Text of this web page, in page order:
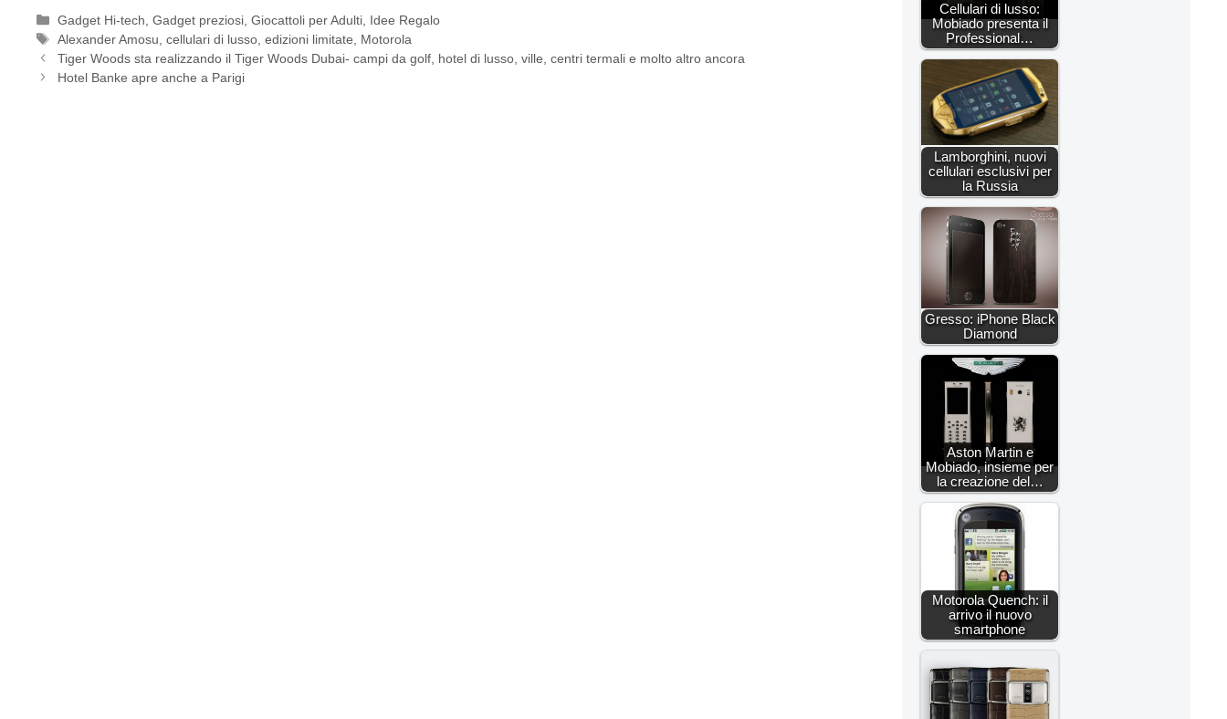
Categorie
Gadget Hi-tech ,Gadget preziosi ,Giocattoli per Adulti Idee Regalo
Tag
Alexander Amosu ,cellulari di lusso ,edizioni limitate
Motorola
Tiger Woods sta realizzando il Tiger Woods Dubai- campi da golf, hotel di lusso, ville, centri termali e molto altro ancora
Hotel Banke apre anche a Parigi
Cellulari di lusso:
Mobiado presenta il
Professional…
Lamborghini, nuovi
cellulari esclusivi per
la Russia
Gresso: iPhone Black
Diamond
Aston Martin e
Mobiado, insieme per
la creazione del…
Motorola Quench: il
arrivo il nuovo
smartphone